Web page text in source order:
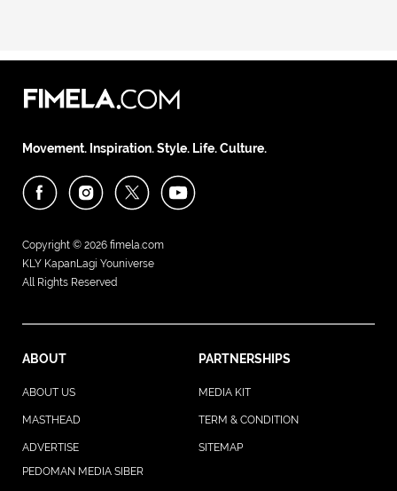
Movement. Inspiration. Style. Life. Culture.
Copyright © 2026 fimela.com
KLY KapanLagi Youniverse
All Rights Reserved
ABOUT PARTNERSHIPS
ABOUT US MEDIA KIT
MASTHEAD TERM & CONDITION
ADVERTISE
SITEMAP
PEDOMAN MEDIA SIBER